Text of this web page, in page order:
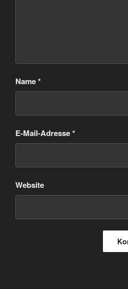
Name*
E-Mail-Adresse*
Website